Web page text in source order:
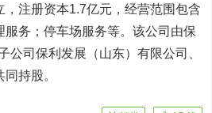
注册资本1.7亿元，经营范围包含
服务；停车场服务等。该公司由保
公司保利发展（山东）有限公司、
持股。